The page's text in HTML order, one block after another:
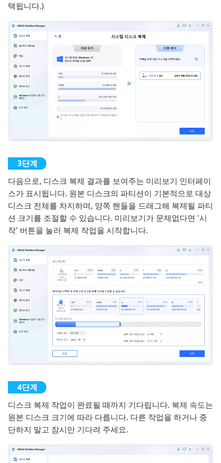
택됩니다.)
다음으로, 디스크 복제 결과를 보여주는 미리보기 인터페이
스가 표시됩니다. 원본 디스크의 파티션이 기본적으로 대상
디스크 전체를 차지하며, 양쪽 핸들을 드래그해 복제될 파티
션 크기를 조절할 수 있습니다. 미리보기가 문제없다면 '시
작' 버튼을 눌러 복제 작업을 시작합니다.
디스크 복제 작업이 완료될 때까지 기다립니다. 복제 속도는
원본 디스크 크기에 따라 다릅니다. 다른 작업을 하거나 중
단하지 말고 잠시만 기다려 주세요.